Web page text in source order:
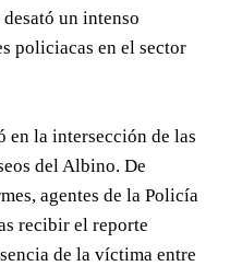
un intenso
policiacas en el sector
en la intersección de las
del Albino. De
agentes de la Policía
recibir el reporte
de la víctima entre